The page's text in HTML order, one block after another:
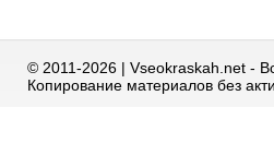
© 2011-2026 | Vseokraskah.net -
Копирование материалов без